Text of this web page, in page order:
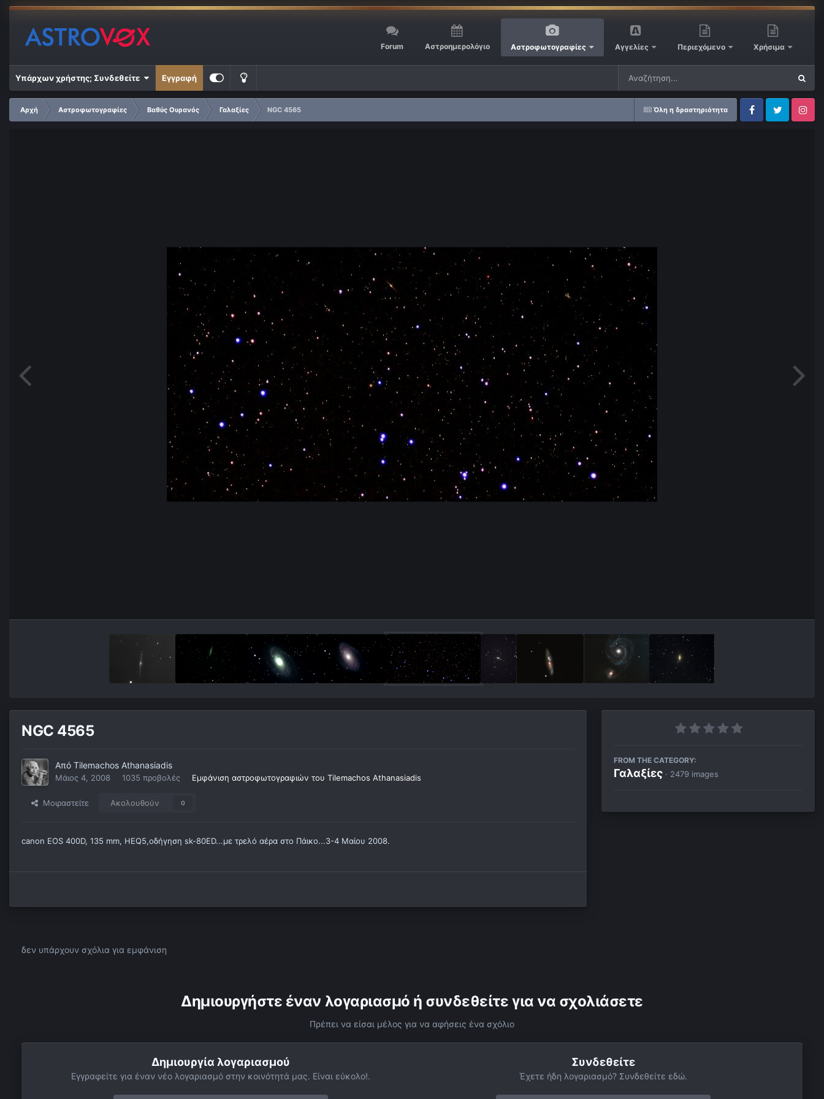
Forum Αστροημερολόγιο Αστροφωτογραφίες Αγγελίες Περιεχόμενο Χρήσιμα
Υπάρχων χρήστης; Συνδεθείτε Εγγραφή
Όλη η δραστηριότητα
Αρχή Αστροφωτογραφίες Βαθύς Ουρανός Γαλαξίες
NGC 4565
FacebookTwitter Instagram
NGC 4565
Από Tilemachos Athanasiadis
Μάιος 4, 2008 1035 προβολές Εμφάνιση αστροφωτογραφιών του Tilemachos Athanasiadis
Μοιραστείτε Ακολουθούν 0
canon EOS 400D, 135 mm, HEQ5,οδήγηση sk-80ED...με τρελό αέρα στο Πάικο...3-4 Μαίου 2008.
FROM THE CATEGORY:
Γαλαξίες · 2479 images
δεν υπάρχουν σχόλια για εμφάνιση
Δημιουργήστε έναν λογαριασμό ή συνδεθείτε για να σχολιάσετε
Πρέπει να είσαι μέλος για να αφήσεις ένα σχόλιο
Δημιουργία λογαριασμού
Εγγραφείτε για έναν νέο λογαριασμό στην κοινότητά μας. Είναι εύκολο!.
Συνδεθείτε
Έχετε ήδη λογαριασμό? Συνδεθείτε εδώ.